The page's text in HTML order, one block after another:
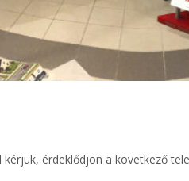
kérjük, érdeklődjön a következő